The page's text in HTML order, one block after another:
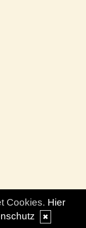
Cookies. Hier
✖